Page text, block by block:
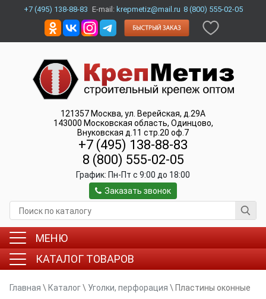
+7 (495) 138-88-83 E-mail: krepmetiz@mail.ru 8 (800) 555-02-05
121357 Москва, ул. Верейская, д.29А
143000 Московская область, Одинцово,
Внуковская д.11 стр.20 оф.7
+7 (495) 138-88-83
8 (800) 555-02-05
График: Пн-Пт c 9:00 до 18:00
Заказать звонок
МЕНЮ
КАТАЛОГ ТОВАРОВ
Главная \ Каталог\ Уголки, перфорация \ Пластины оконные